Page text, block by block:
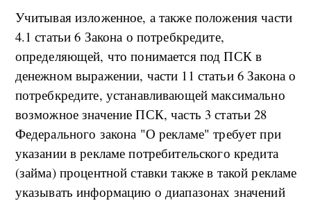
Учитывая изложенное, а также положения части
4.1 статьи 6 Закона о потребкредите,
определяющей, что понимается под ПСК в
денежном выражении, части 11 статьи 6 Закона о
потребкредите, устанавливающей максимально
возможное значение ПСК, часть 3 статьи 28
Федерального закона "О рекламе" требует при
указании в рекламе потребительского кредита
(займа) процентной ставки также в такой рекламе
указывать информацию о диапазонах значений